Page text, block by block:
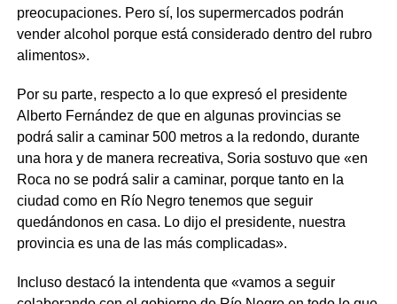
preocupaciones. Pero sí, los supermercados podrán
vender alcohol porque está considerado dentro del rubro
alimentos».
Por su parte, respecto a lo que expresó el presidente
Alberto Fernández de que en algunas provincias se
podrá salir a caminar 500 metros a la redondo, durante
una hora y de manera recreativa, Soria sostuvo que «en
Roca no se podrá salir a caminar, porque tanto en la
ciudad como en Río Negro tenemos que seguir
quedándonos en casa. Lo dijo el presidente, nuestra
provincia es una de las más complicadas».
Incluso destacó la intendenta que «vamos a seguir